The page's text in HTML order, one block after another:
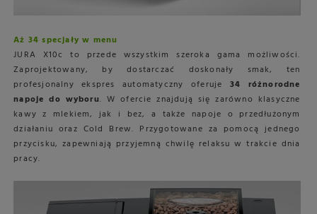
Aż 34 specjały w menu
JURA X10c to przede wszystkim szeroka gama możliwości.
Zaprojektowany, by dostarczać doskonały smak, ten
profesjonalny ekspres automatyczny oferuje 34 różnorodne
napoje do wyboru. W ofercie znajdują się zarówno klasyczne
kawy z mlekiem, jak i bez, a także napoje o przedłużonym
działaniu oraz Cold Brew. Przygotowane za pomocą jednego
przycisku, zapewniają przyjemną chwilę relaksu w trakcie dnia
pracy.